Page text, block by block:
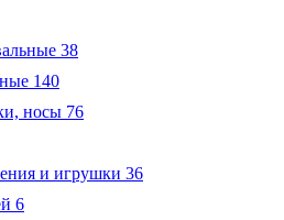
38
140
носы 76
и игрушки 36
6